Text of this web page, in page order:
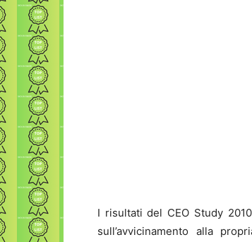
I risultati del CEO Study
sull’avvicinamento alla